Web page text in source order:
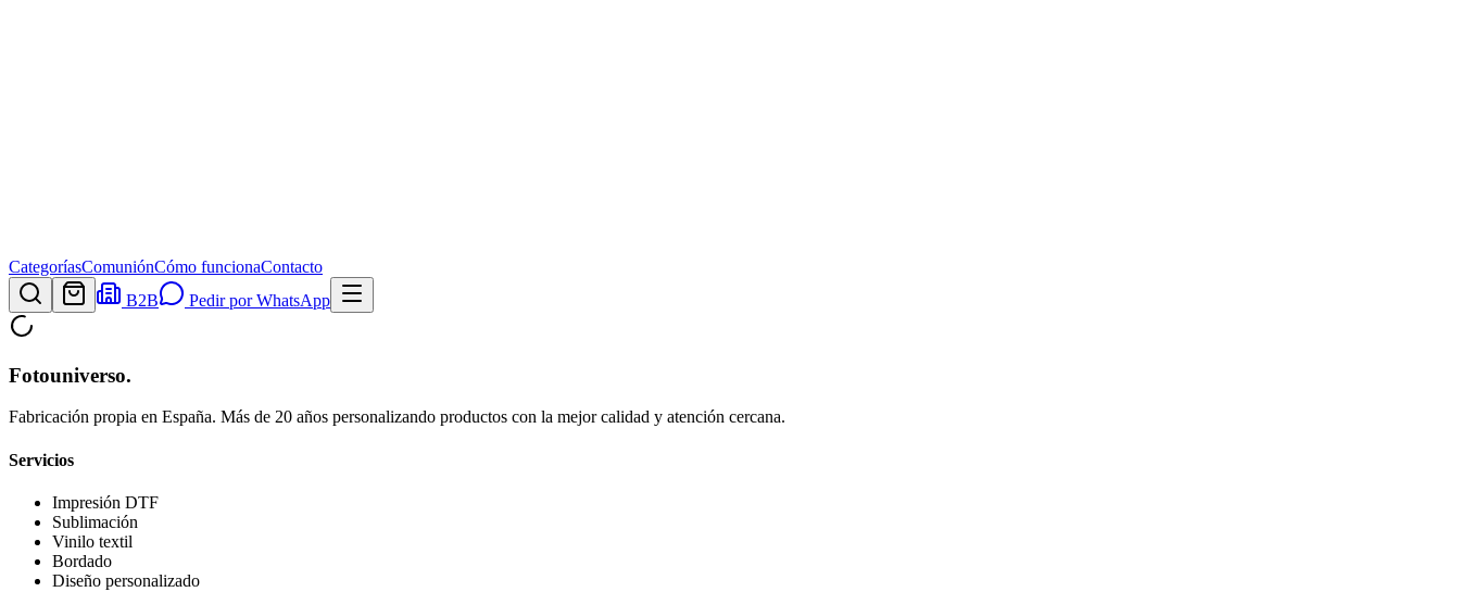
CategoríasComuniónCómo funcionaContacto
B2B
Pedir por WhatsApp
Fotouniverso.
Fabricación propia en España. Más de 20 años personalizando productos con la mejor calidad y atención cercana.
Servicios
Impresión DTF
Sublimación
Vinilo textil
Bordado
Diseño personalizado